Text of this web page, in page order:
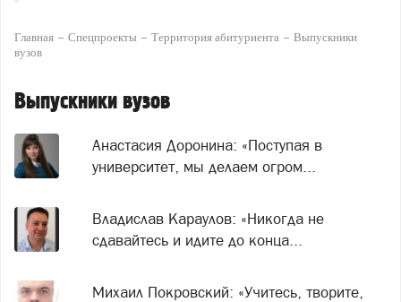
Главная Спецпроекты Территория абитуриента
Выпускники
вузов
Выпускники вузов
Анастасия Доронина: «Поступая в
университет, мы делаем огром...
Владислав Караулов: «Никогда не
сдавайтесь и идите до конца...
Михаил Покровский: «Учитесь, творите,